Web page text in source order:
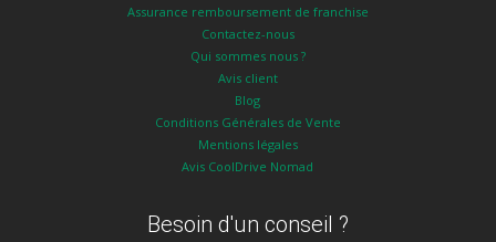
Assurance remboursement de franchise
Contactez-nous
Qui sommes nous ?
Avis client
Blog
Conditions Générales de Vente
Mentions légales
Avis CoolDrive Nomad
Besoin d'un conseil ?